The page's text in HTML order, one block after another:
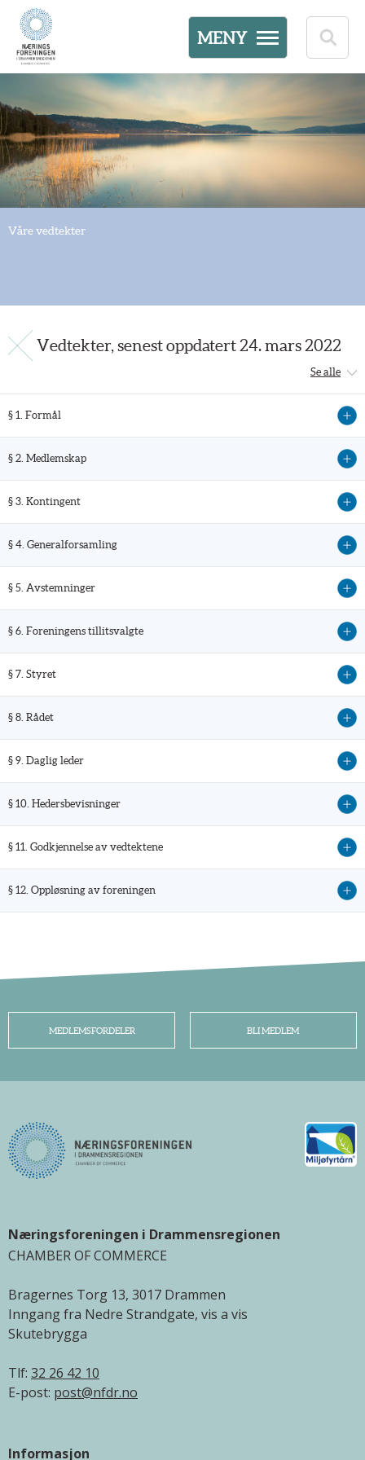
MENY
Våre vedtekter
Vedtekter, senest oppdatert 24. mars 2022
Se alle
§ 1. Formål
§ 2. Medlemskap
§ 3. Kontingent
§ 4. Generalforsamling
§ 5. Avstemninger
§ 6. Foreningens tillitsvalgte
§ 7. Styret
§ 8. Rådet
§ 9. Daglig leder
§ 10. Hedersbevisninger
§ 11. Godkjennelse av vedtektene
§ 12. Oppløsning av foreningen
MEDLEMSFORDELER BLI MEDLEM
Næringsforeningen i Drammensregionen
CHAMBER OF COMMERCE
Bragernes Torg 13, 3017 Drammen
Inngang fra Nedre Strandgate, vis a vis
Skutebrygga
Tlf: 32 26 42 10
E-post: post@nfdr.no
Informasjon